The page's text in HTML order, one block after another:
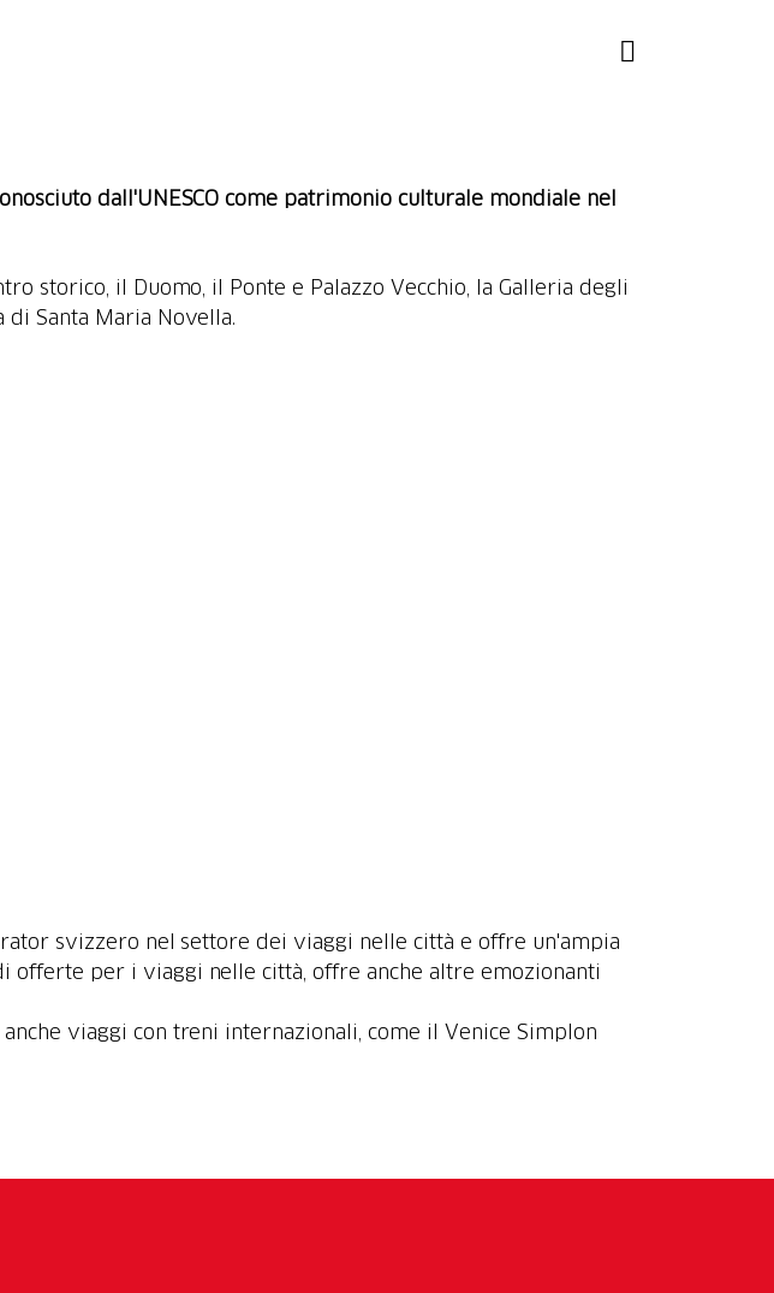
dall'UNESCO come patrimonio culturale mondiale nel
storico, il Duomo, il Ponte e Palazzo Vecchio, la Galleria degli
di Santa Maria Novella.
svizzero nel settore dei viaggi nelle città e offre un'ampia
offerte per i viaggi nelle città, offre anche altre emozionanti
viaggi con treni internazionali, come il Venice Simplon